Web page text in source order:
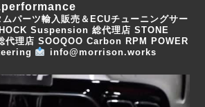
ムパーツ輸入販売＆ECUチューニングサー
Suspension 総代理店 STONE
代理店 SOOQOO Carbon RPM POWER
info@morrison.works